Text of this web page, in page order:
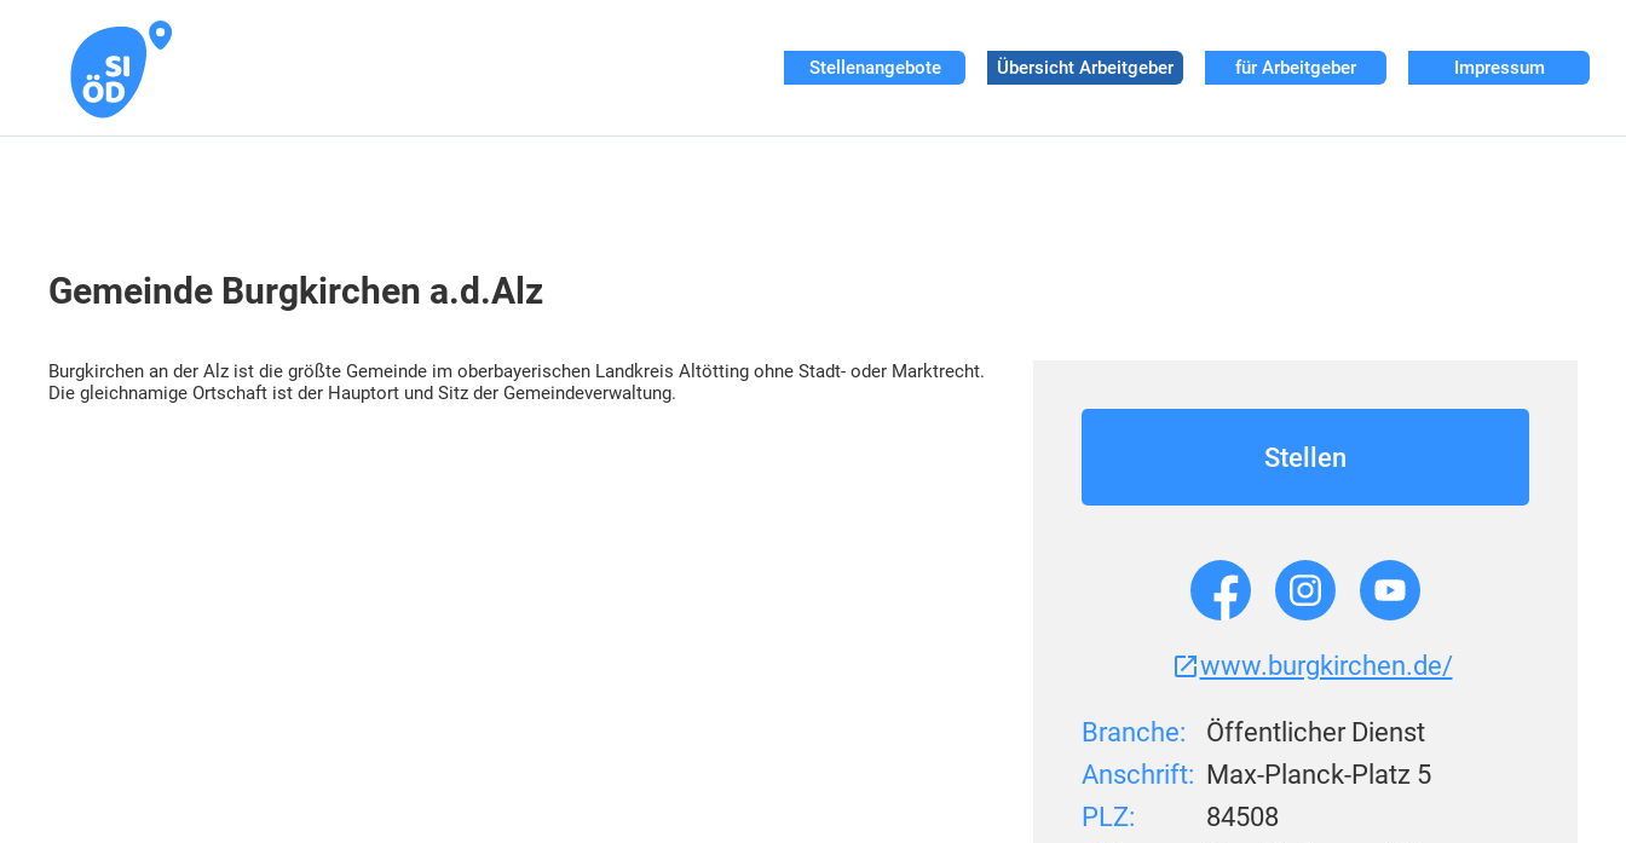
Stellenangebote Übersicht Arbeitgeber für Arbeitgeber Impressum
Gemeinde Burgkirchen a.d.Alz
Burgkirchen an der Alz ist die größte Gemeinde im oberbayerischen Landkreis Altötting ohne Stadt- oder Marktrecht.
Die gleichnamige Ortschaft ist der Hauptort und Sitz der Gemeindeverwaltung.
Stellen
www.burgkirchen.de/
Branche:
Öffentlicher Dienst
Anschrift: Max-Planck-Platz 5
PLZ:
84508